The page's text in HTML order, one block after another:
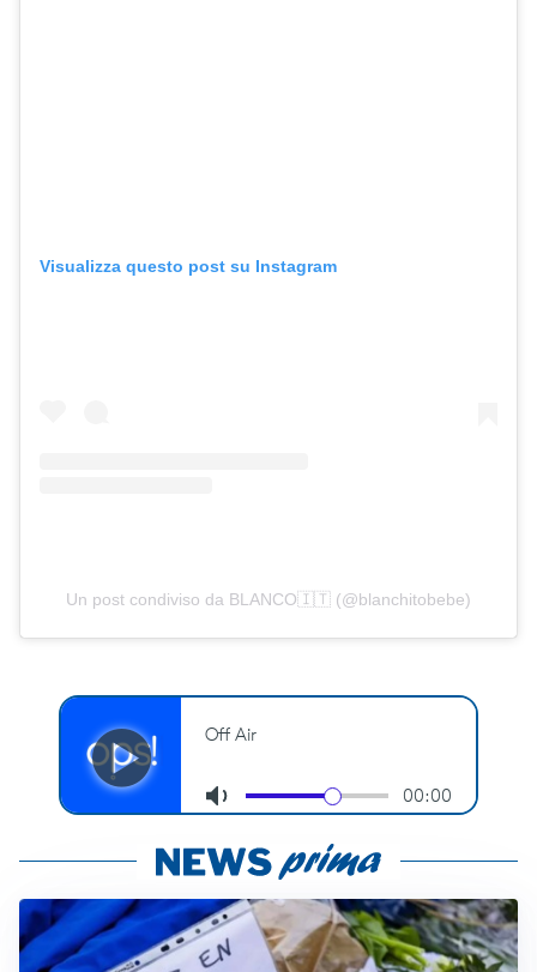
Visualizza questo post su Instagram
Un post condiviso da BLANCO🇮🇹 (@blanchitobebe)